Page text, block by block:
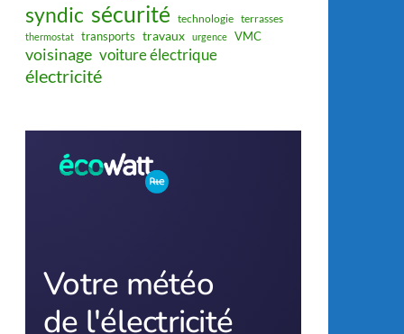
syndic sécurité technologie terrasses
thermostat transports travaux urgence VMC
voisinage voiture électrique
électricité